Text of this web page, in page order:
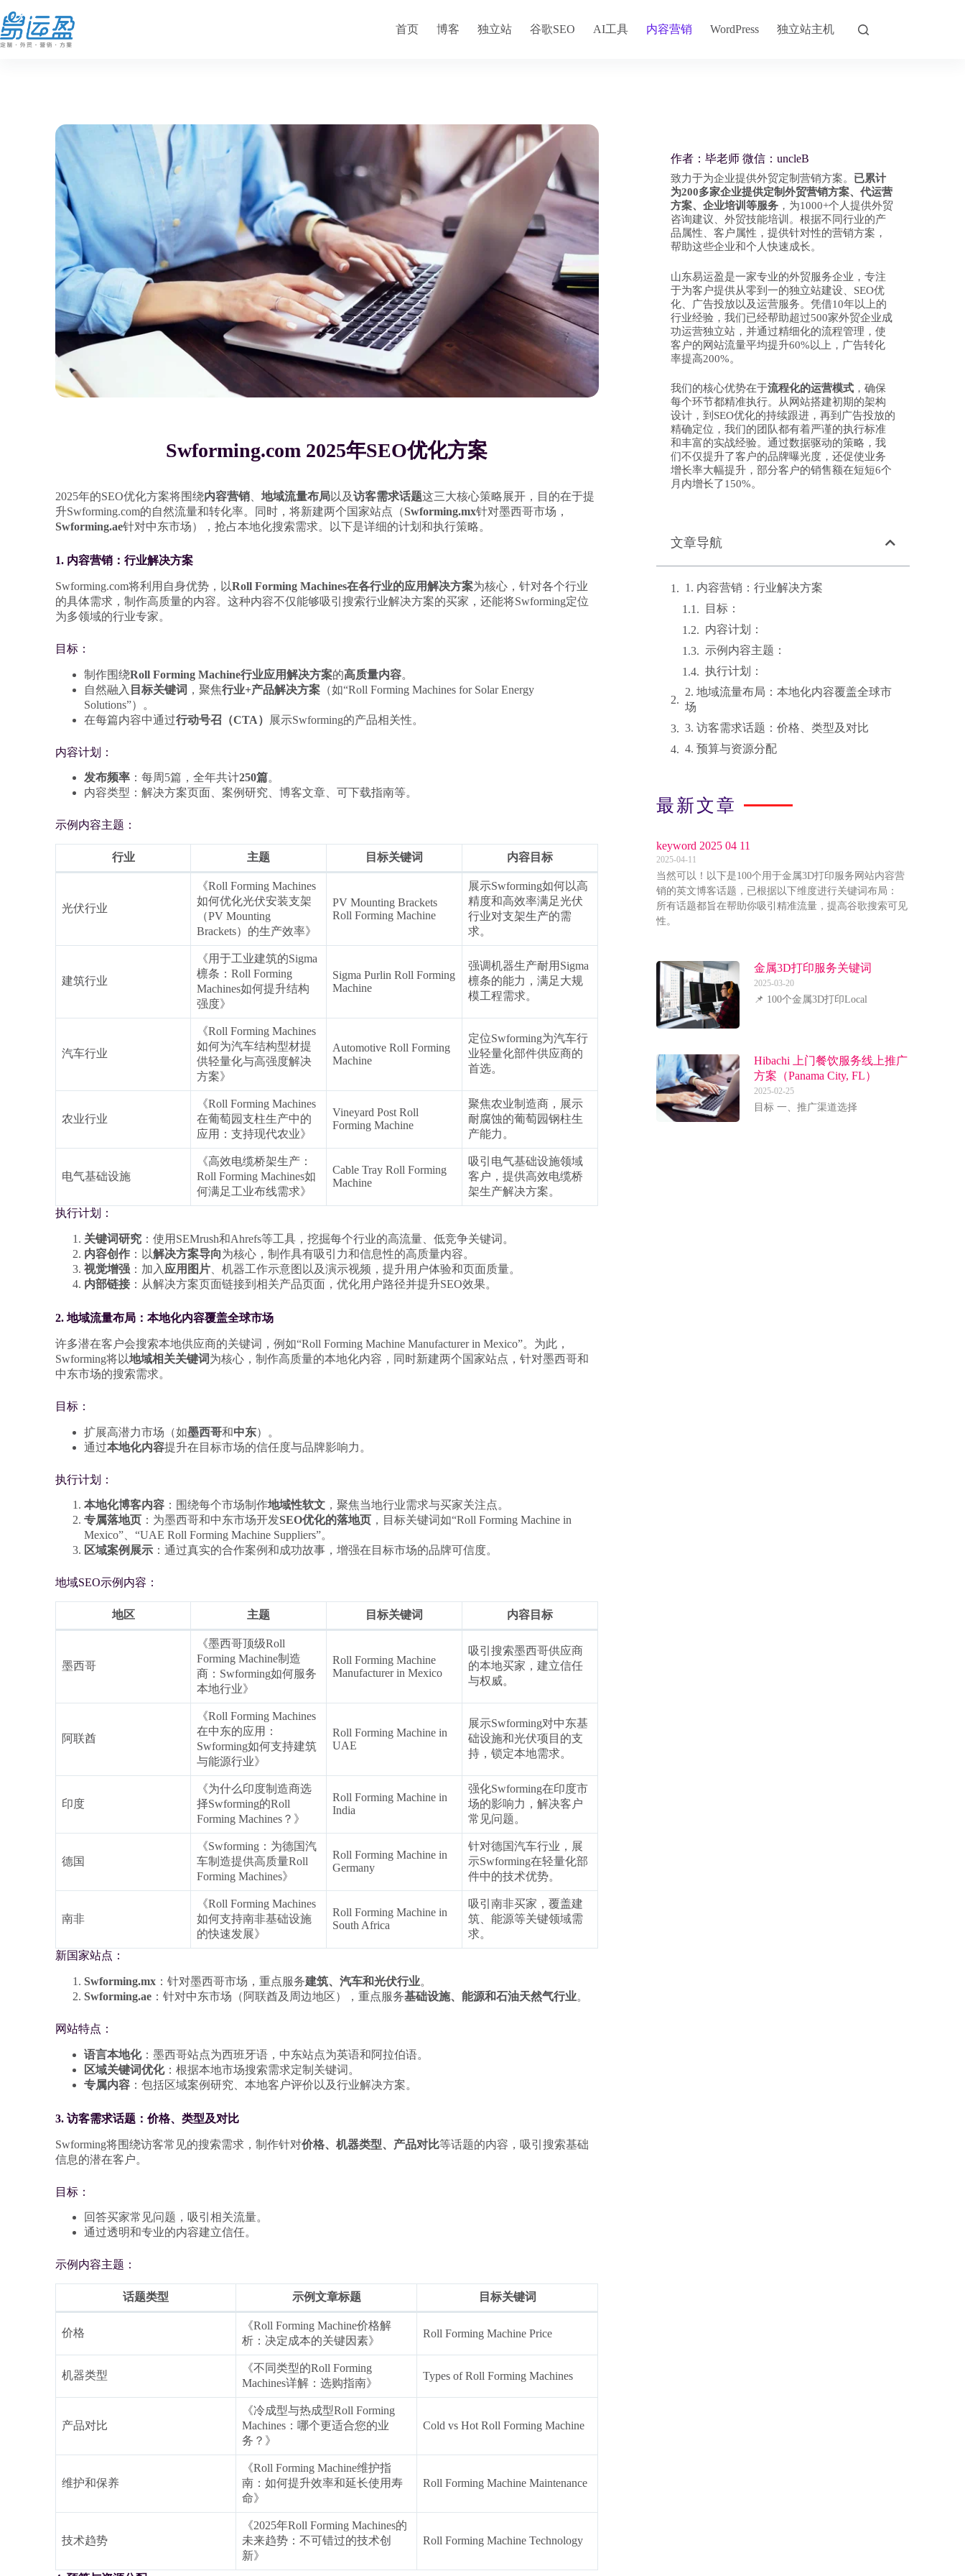
首页 博客 独立站 谷歌SEO AI工具 内容营销 WordPress 独立站主机
Swforming.com 2025年SEO优化方案
2025年的SEO优化方案将围绕内容营销 、地域流量布局以及访客需求话题这三大核心策略展开，目的在于提
升Swforming.com的自然流量和转化率。同时，将新建两个国家站点（Swforming.mx针对墨西哥市场，
Swforming.ae针对中东市场），抢占本地化搜索需求。以下是详细的计划和执行策略。
1. 内容营销：行业解决方案
Swforming.com将利用自身优势，以Roll Forming Machines在各行业的应用解决方案为核心，针对各个行业
的具体需求，制作高质量的内容。这种内容不仅能够吸引搜索行业解决方案的买家，还能将Swforming定位
为多领域的行业专家。
目标：
制作围绕Roll Forming Machine行业应用解决方案的高质量内容。
自然融入 目标关键词 ，聚焦行业+产品解决方案 （如“Roll Forming Machines for Solar Energy
Solutions”）。
在每篇内容中通过行动号召（CTA） 展示Swforming的产品相关性。
内容计划：
发布频率 ：每周5篇，全年共计250篇。
内容类型：解决方案页面、案例研究、博客文章、可下载指南等。
示例内容主题：
行业 主题 目标关键词 内容目标
光伏行业
《Roll Forming Machines
如何优化光伏安装支架
（PV Mounting
Brackets）的生产效率》
PV Mounting Brackets
Roll Forming Machine
展示Swforming如何以高
精度和高效率满足光伏
行业对支架生产的需
求。
建筑行业
《用于工业建筑的Sigma
檩条：Roll Forming
Machines如何提升结构
强度》
Sigma Purlin Roll Forming
Machine
强调机器生产耐用Sigma
檩条的能力，满足大规
模工程需求。
汽车行业
《Roll Forming Machines
如何为汽车结构型材提
供轻量化与高强度解决
方案》
Automotive Roll Forming
Machine
定位Swforming为汽车行
业轻量化部件供应商的
首选。
农业行业
《Roll Forming Machines
在葡萄园支柱生产中的
应用：支持现代农业》
Vineyard Post Roll
Forming Machine
聚焦农业制造商，展示
耐腐蚀的葡萄园钢柱生
产能力。
电气基础设施
《高效电缆桥架生产：
Roll Forming Machines如
何满足工业布线需求》
Cable Tray Roll Forming
Machine
吸引电气基础设施领域
客户，提供高效电缆桥
架生产解决方案。
执行计划：
关键词研究 ：使用SEMrush和Ahrefs等工具，挖掘每个行业的高流量、低竞争关键词。
内容创作 ：以解决方案导向为核心，制作具有吸引力和信息性的高质量内容。
视觉增强 ：加入 应用图片 、机器工作示意图以及演示视频，提升用户体验和页面质量。
内部链接 ：从解决方案页面链接到相关产品页面，优化用户路径并提升SEO效果。
2. 地域流量布局：本地化内容覆盖全球市场
许多潜在客户会搜索本地供应商的关键词，例如“Roll Forming Machine Manufacturer in Mexico”。为此，
Swforming将以地域相关关键词为核心，制作高质量的本地化内容，同时新建两个国家站点，针对墨西哥和
中东市场的搜索需求。
目标：
扩展高潜力市场（如墨西哥和中东）。
通过本地化内容提升在目标市场的信任度与品牌影响力。
执行计划：
本地化博客内容 ：围绕每个市场制作地域性软文 ，聚焦当地行业需求与买家关注点。
专属落地页 ：为墨西哥和中东市场开发SEO优化的落地页 ，目标关键词如“Roll Forming Machine in
Mexico”、“UAE Roll Forming Machine Suppliers”。
区域案例展示 ：通过真实的合作案例和成功故事，增强在目标市场的品牌可信度。
地域SEO示例内容：
地区 主题 目标关键词 内容目标
墨西哥
《墨西哥顶级Roll
Forming Machine制造
商：Swforming如何服务
本地行业》
Roll Forming Machine
Manufacturer in Mexico
吸引搜索墨西哥供应商
的本地买家，建立信任
与权威。
阿联酋
《Roll Forming Machines
在中东的应用：
Swforming如何支持建筑
与能源行业》
Roll Forming Machine in
UAE
展示Swforming对中东基
础设施和光伏项目的支
持，锁定本地需求。
印度
《为什么印度制造商选
择Swforming的Roll
Forming Machines？》
Roll Forming Machine in
India
强化Swforming在印度市
场的影响力，解决客户
常见问题。
德国
《Swforming：为德国汽
车制造提供高质量Roll
Forming Machines》
Roll Forming Machine in
Germany
针对德国汽车行业，展
示Swforming在轻量化部
件中的技术优势。
南非
《Roll Forming Machines
如何支持南非基础设施
的快速发展》
Roll Forming Machine in
South Africa
吸引南非买家，覆盖建
筑、能源等关键领域需
求。
新国家站点：
Swforming.mx ：针对墨西哥市场，重点服务建筑、汽车和光伏行业。
Swforming.ae ：针对中东市场（阿联酋及周边地区），重点服务基础设施、能源和石油天然气行业。
网站特点：
语言本地化：墨西哥站点为西班牙语，中东站点为英语和阿拉伯语。
区域关键词优化：根据本地市场搜索需求定制关键词。
专属内容 ：包括区域案例研究、本地客户评价以及行业解决方案。
3. 访客需求话题：价格、类型及对比
Swforming将围绕访客常见的搜索需求，制作针对价格、机器类型、产品对比等话题的内容，吸引搜索基础
信息的潜在客户。
目标：
回答买家常见问题，吸引相关流量。
通过透明和专业的内容建立信任。
示例内容主题：
话题类型 示例文章标题 目标关键词
价格
《Roll Forming Machine价格解
析：决定成本的关键因素》
Roll Forming Machine Price
机器类型
《不同类型的Roll Forming
Machines详解：选购指南》
Types of Roll Forming Machines
产品对比
《冷成型与热成型Roll Forming
Machines：哪个更适合您的业
务？》
Cold vs Hot Roll Forming Machine
维护和保养
《Roll Forming Machine维护指
南：如何提升效率和延长使用寿
命》
Roll Forming Machine Maintenance
技术趋势
《2025年Roll Forming Machines的
未来趋势：不可错过的技术创
新》
Roll Forming Machine Technology
作者：毕老师 微信：uncleB
致力于为企业提供外贸定制营销方案。 已累计
为200多家企业提供定制外贸营销方案、代运营
方案、企业培训等服务，为1000+个人提供外贸
咨询建议、外贸技能培训。根据不同行业的产
品属性、客户属性，提供针对性的营销方案，
帮助这些企业和个人快速成长。
山东易运盈是一家专业的外贸服务企业，专注
于为客户提供从零到一的独立站建设、SEO优
化、广告投放以及运营服务。凭借10年以上的
行业经验，我们已经帮助超过500家外贸企业成
功运营独立站，并通过精细化的流程管理，使
客户的网站流量平均提升60%以上，广告转化
率提高200%。
我们的核心优势在于流程化的运营模式，确保
每个环节都精准执行。从网站搭建初期的架构
设计，到SEO优化的持续跟进，再到广告投放的
精确定位，我们的团队都有着严谨的执行标准
和丰富的实战经验。通过数据驱动的策略，我
们不仅提升了客户的品牌曝光度，还促使业务
增长率大幅提升，部分客户的销售额在短短6个
月内增长了150%。
文章导航
1. 内容营销：行业解决方案
目标：
内容计划：
示例内容主题：
执行计划：
2. 地域流量布局：本地化内容覆盖全球市
场
3. 访客需求话题：价格、类型及对比
4. 预算与资源分配
最新文章
keyword 2025 04 11
2025-04-11
当然可以！以下是100个用于金属3D打印服务网站内容营
销的英文博客话题，已根据以下维度进行关键词布局：
所有话题都旨在帮助你吸引精准流量，提高谷歌搜索可见
性。
金属3D打印服务关键词
2025-03-20
📌 100个金属3D打印Local
Hibachi 上门餐饮服务线上推广
方案（Panama City, FL）
2025-02-25
目标 一、推广渠道选择